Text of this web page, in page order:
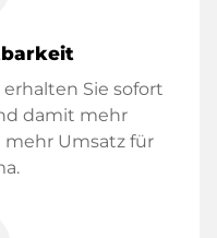
Sie sofort
damit mehr
Umsatz für